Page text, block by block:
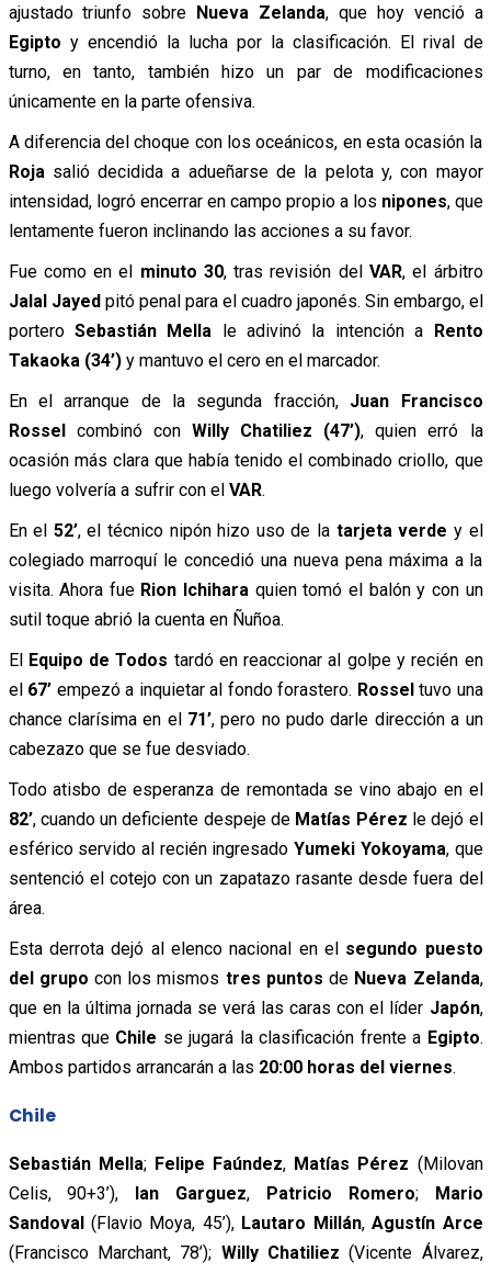
ajustado triunfo sobre Nueva Zelanda, que hoy venció a
Egipto y encendió la lucha por la clasificación. El rival de
turno, en tanto, también hizo un par de modificaciones
únicamente en la parte ofensiva.
A diferencia del choque con los oceánicos, en esta ocasión la
Roja salió decidida a adueñarse de la pelota y, con mayor
intensidad, logró encerrar en campo propio a los nipones, que
lentamente fueron inclinando las acciones a su favor.
Fue como en el minuto 30, tras revisión del VAR, el árbitro
Jalal Jayedpitó penal para el cuadro japonés. Sin embargo, el
portero Sebastián Mella le adivinó la intención a Rento
Takaoka (34’)y mantuvo el cero en el marcador.
En el arranque de la segunda fracción, Juan Francisco
Rosselcombinó con Willy Chatiliez (47’), quien erró la
ocasión más clara que había tenido el combinado criollo, que
luego volvería a sufrir con el VAR.
En el 52’, el técnico nipón hizo uso de la tarjeta verde y el
colegiado marroquí le concedió una nueva pena máxima a la
visita. Ahora fue Rion Ichihara quien tomó el balón y con un
sutil toque abrió la cuenta en Ñuñoa.
El Equipo de Todos tardó en reaccionar al golpe y recién en
el 67’ empezó a inquietar al fondo forastero. Rosseltuvo una
chance clarísima en el 71’, pero no pudo darle dirección a un
cabezazo que se fue desviado.
Todo atisbo de esperanza de remontada se vino abajo en el
82’, cuando un deficiente despeje de Matías Pérez le dejó el
esférico servido al recién ingresadoYumeki Yokoyama, que
sentenció el cotejo con un zapatazo rasante desde fuera del
área.
Esta derrota dejó al elenco nacional en el segundo puesto
del grupo con los mismos tres puntos de Nueva Zelanda,
que en la última jornada se verá las caras con el líder Japón,
mientras que Chile se jugará la clasificación frente a Egipto.
Ambos partidos arrancarán a las 20:00 horas del viernes.
Chile
Sebastián Mella; Felipe Faúndez, Matías Pérez (Milovan
Celis, 90+3’), Ian Garguez, Patricio Romero; Mario
Sandoval(Flavio Moya, 45’), Lautaro Millán,Agustín Arce
(Francisco Marchant, 78’); Willy Chatiliez (Vicente Álvarez,